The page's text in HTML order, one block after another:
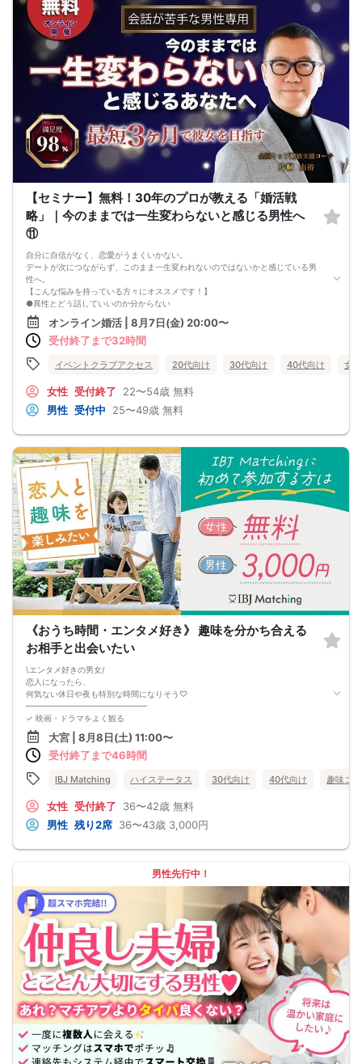
■ 欠席・キャンセル・アカウントについて
無断欠席をされた場合、アカウント停止となる場合があります。
当日の遅刻や欠席により、開始時に全員が揃わない場合があります。
イベント当日の参加キャンセル・無断キャンセルにより、男女比が大きく崩れる
場合があります。
最少催行人数を下回った場合、イベントを中止する場合があります。
■ 人数・スケジュールについて
イベントページ内の「申込状況」等の人数は、キャンセル等により当日の参加人
数と異なる場合があります。
ご参加人数により、イベントの進行やスケジュールが変更となる場合がありま
す。
チケットに「受付終了」と表示されていても、キャンセルが発生した場合は再販
を行う可能性があります。
■ イベント中止・返金について
イベント中止時の返金対象は、チケット代金およびシステム手数料（コンビニ決
済の場合）のみとなります。
交通費・宿泊費・通信費等の返金は行いません。
本イベントチケットの現金精算は受け付けておりません。
■ 行為・マナーについて
弊社スタッフ・弊社社員に対する待ち伏せ、付きまとい、恋愛的な接触はご遠慮
ください。
威圧的な言動、暴力的な表現、ハラスメント行為は固くお断りします。
上記のような行為が確認された場合、
サービスを中断し、その場でご退場いただく場合があります。
なお、その際の返金は一切行いません。
■ トラブルについて
イベント中および終了後に発生した参加者同士のトラブルについて、弊社は一切
関与いたしません。
【セミナー】無料！30年のプロが教える「婚活戦
略」｜今のままでは一生変わらないと感じる男性へ
⑪
自分に自信がなく、恋愛がうまくいかない。
デートが次につながらず、このまま一生変われないのではないかと感じている男
性へ。
【こんな悩みを持っている方々にオススメです！】
●異性とどう話していいのか分からない
●婚活パーティー、合コンで上手くいかない
●デートやお見合いが２回目につながらない
●今のままでは一生変わらない気がする
恋愛経験が少なくても大丈夫です。
恋愛・婚活の具体的な方法をお伝えします。
【婚活戦略セミナーで得られるメリットは！】
●休日に彼女と楽しくデートできる自分を目指せる
●婚活パーティーやマッチングアプリで結果を出せるようになる
●異性とのコミュニケーションのポイントが理解できる
●好きになった女性との関係を続けられるようになる
まずは、異性が求めていることを理解し、
それを提供できる自分自身に変化していくことにより、
はじめて自分が好きな異性が自分を好きになってくれるようになり、
恋愛婚活が上手くいくようになります。
改善
異性が求めていることを理解し、
それを自然に伝えられる自分に変わることで、
好きな女性から選ばれるようになります。
婚活戦略セミナーでは、恋愛や婚活で悩む男性が
短期間で変化と成果を実感できる方法をお伝えします。
【注意事項】
・セミナー中はカメラをオン（お顔を出して）での受講をお願いします。
（屋外、車内からのご参加や、途中入室、退出はご遠慮下さい。）
【キャンセル規定】
セミナー準備の都合上、当日無断キャンセルの場合は、3,000円のキャンセル料を
お支払いいただきます。
オンライン婚活 | 8月7日(金) 20:00〜
受付終了まで32時間
イベントクラブアクセス 20代向け 30代向け 40代向け 女
女性 受付終了 22〜54歳 無料
男性 受付中 25〜49歳 無料
《おうち時間・エンタメ好き》 趣味を分かち合える
お相手と出会いたい
\エンタメ好きの男女/
恋人になったら、
何気ない休日や夜も特別な時間になりそう♡
━━━━━━━━━━━━━━━
✓ 映画・ドラマをよく観る
✓ YouTube・Netflix・Amazon Primeなど利用する
✓ おうち時間も充実させたい
✓ 共通の話題で盛り上がりたい
休日はお出かけも、おうち時間も、
大宮 | 8月8日(土) 11:00〜
受付終了まで46時間
IBJ Matching ハイステータス 30代向け 40代向け 趣味コン
女性 受付終了 36〜42歳 無料
男性 残り2席 36〜43歳 3,000円
男性先行中！